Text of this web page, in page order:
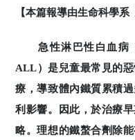
【本篇報導由生命科學
急性淋巴性白血病（
ALL）是兒童最常見的
療，導致體內鐵質累積
利影響。因此，於治療
略。理想的鐵螯合劑除